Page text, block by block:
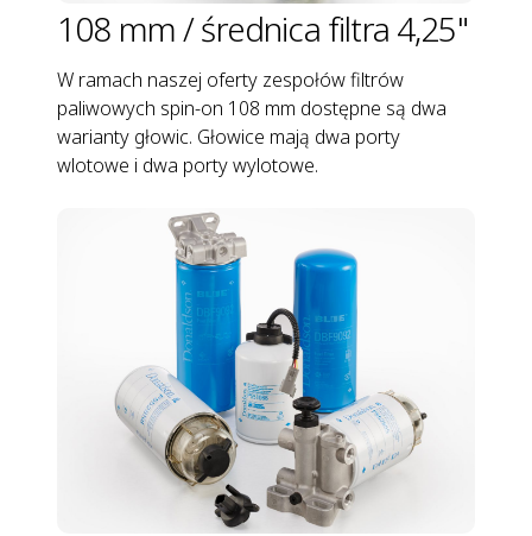
108 mm / średnica filtra 4,25"
W ramach naszej oferty zespołów filtrów
paliwowych spin-on 108 mm dostępne są dwa
warianty głowic. Głowice mają dwa porty
wlotowe i dwa porty wylotowe.